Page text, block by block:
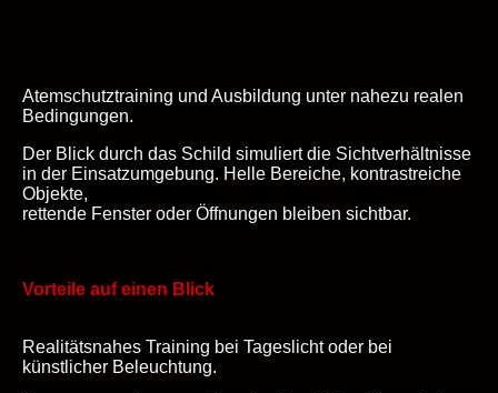
Atemschutztraining und Ausbildung unter nahezu realen
Bedingungen.
Der Blick durch das Schild simuliert die Sichtverhältnisse
in der Einsatzumgebung. Helle Bereiche, kontrastreiche
Objekte,
rettende Fenster oder Öffnungen bleiben sichtbar.
Vorteile auf einen Blick
Realitätsnahes Training bei Tageslicht oder bei
künstlicher Beleuchtung.